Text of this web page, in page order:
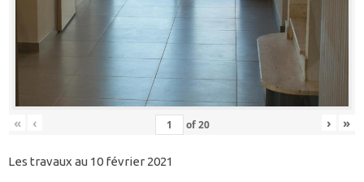
« ‹ of20 › »
Les travaux au 10 février 2021